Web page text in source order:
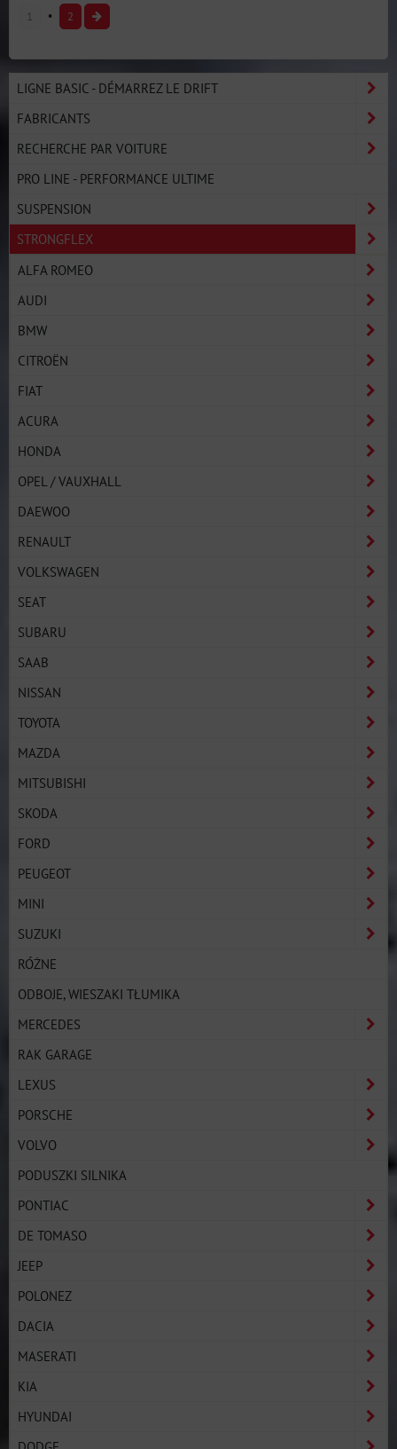
1 2
LIGNE BASIC - DÉMARREZ LE DRIFT
FABRICANTS
RECHERCHE PAR VOITURE
PRO LINE - PERFORMANCE ULTIME
SUSPENSION
STRONGFLEX
ALFA ROMEO
AUDI
BMW
CITROËN
FIAT
ACURA
HONDA
OPEL / VAUXHALL
DAEWOO
RENAULT
VOLKSWAGEN
SEAT
SUBARU
SAAB
NISSAN
TOYOTA
MAZDA
MITSUBISHI
SKODA
FORD
PEUGEOT
MINI
SUZUKI
RÓŻNE
ODBOJE, WIESZAKI TŁUMIKA
MERCEDES
RAK GARAGE
LEXUS
PORSCHE
VOLVO
PODUSZKI SILNIKA
PONTIAC
DE TOMASO
JEEP
POLONEZ
DACIA
MASERATI
KIA
HYUNDAI